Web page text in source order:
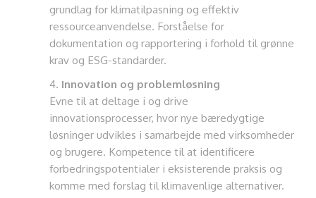
grundlag for klimatilpasning og effektiv
ressourceanvendelse. Forståelse for
dokumentation og rapportering i forhold til grønne
krav og ESG-standarder.
Innovation og problemløsning
Evne til at deltage i og drive
innovationsprocesser, hvor nye bæredygtige
løsninger udvikles i samarbejde med virksomheder
og brugere. Kompetence til at identificere
forbedringspotentialer i eksisterende praksis og
komme med forslag til klimavenlige alternativer.